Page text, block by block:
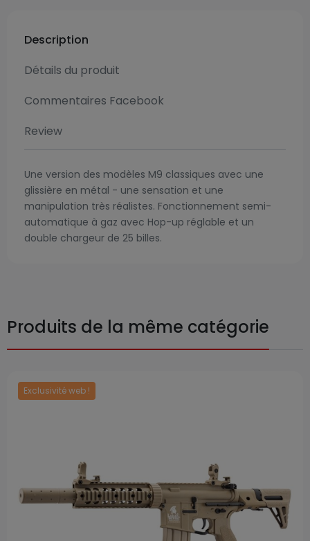
Description
Détails du produit
Commentaires Facebook
Review
Une version des modèles M9 classiques avec une
glissière en métal - une sensation et une
manipulation très réalistes. Fonctionnement semi-
automatique à gaz avec Hop-up réglable et un
double chargeur de 25 billes.
Produits de la même catégorie
Exclusivité web !